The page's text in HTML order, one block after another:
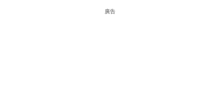
廣告